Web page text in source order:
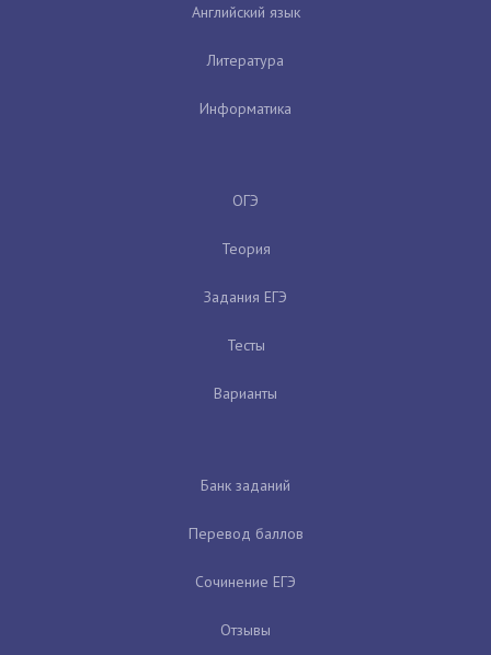
Английский язык
Литература
Информатика
ОГЭ
Теория
Задания ЕГЭ
Тесты
Варианты
Банк заданий
Перевод баллов
Сочинение ЕГЭ
Отзывы